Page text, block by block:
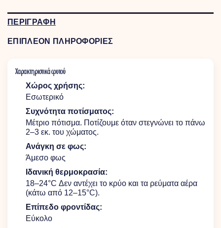
ΠΕΡΙΓΡΑΦΗ
ΕΠΙΠΛΕΟΝ ΠΛΗΡΟΦΟΡΙΕΣ
Χαρακτηριστικά φυτού
Χώρος χρήσης:
Εσωτερικό
Συχνότητα ποτίσματος:
Μέτριο πότισμα. Ποτίζουμε όταν στεγνώνει το πάνω
2–3 εκ. του χώματος.
Ανάγκη σε φως:
Άμεσο φως
Ιδανική θερμοκρασία:
18–24°C Δεν αντέχει το κρύο και τα ρεύματα αέρα
(κάτω από 12–15°C).
Επίπεδο φροντίδας:
Εύκολο